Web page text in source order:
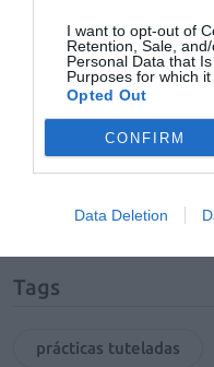
I want to opt-out of
Retention, Sale,
Personal Data that
Purposes for which it
Opted Out
CONFIRM
Data Deletion
Tuteladas, y Elisenda
Maria Magrinyà en
AñadirEl
de Google de
Mantente informado
Tags
prácticas tuteladas